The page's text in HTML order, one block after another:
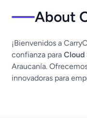
About
¡Bienvenidos a
confianza para Cloud
Araucanía.
innovadoras para